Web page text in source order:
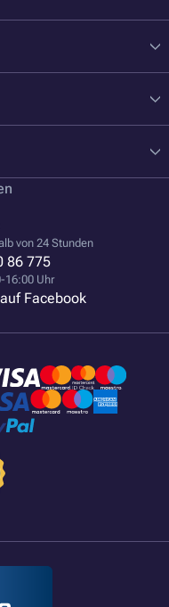
von 24 Stunden
86 775
16:00 Uhr
Facebook